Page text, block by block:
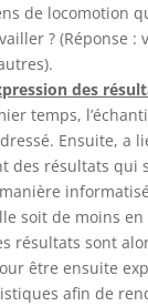
de locomotion
? (Réponse :
des
temps,
Ensuite, a
des résultats qui
soit de moins en
résultats sont
être ensuite
afin de